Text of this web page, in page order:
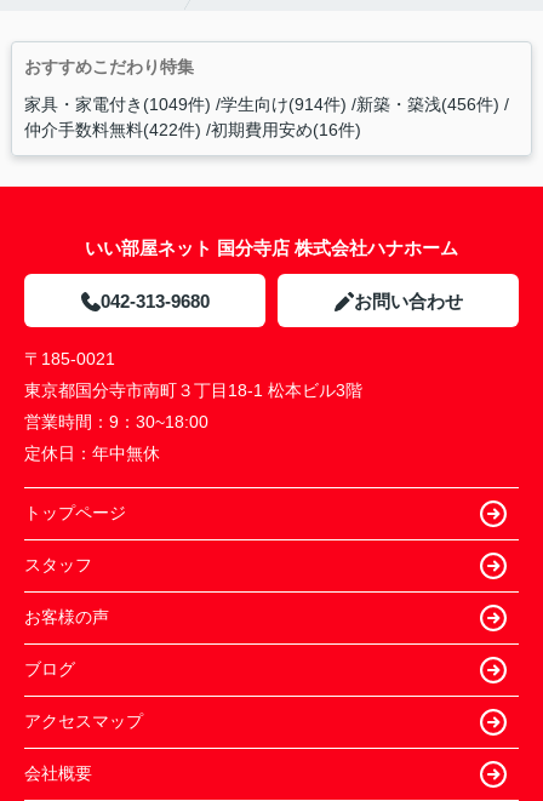
おすすめこだわり特集
家具・家電付き(1049件) 学生向け(914件) 新築・築浅(456件)
仲介手数料無料(422件) 初期費用安め(16件)
いい部屋ネット 国分寺店 株式会社ハナホーム
042-313-9680 お問い合わせ
〒185-0021
東京都国分寺市南町３丁目18-1 松本ビル3階
営業時間： 9：30~18:00
定休日： 年中無休
トップページ
スタッフ
お客様の声
ブログ
アクセスマップ
会社概要